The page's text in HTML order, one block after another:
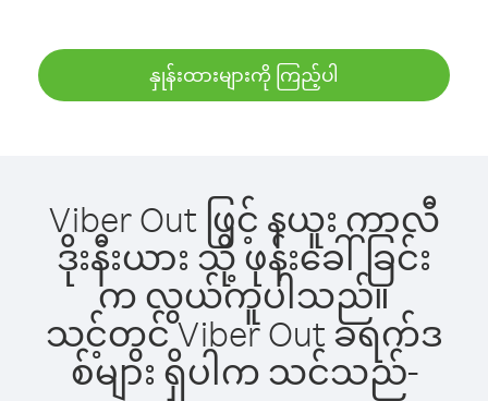
နှုန်းထားများကို ကြည့်ပါ
Viber Out ဖြင့် နယူး ကာလီ
ဒိုးနီးယား သို့ ဖုန်းခေါ်ခြင်း
က လွယ်ကူပါသည်။
သင့်တွင် Viber Out ခရက်ဒ
စ်များ ရှိပါက သင်သည်-